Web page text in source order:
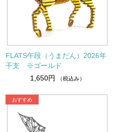
FLATS午段（うまだん）2026年
干支 ※ゴールド
1,650円
（税込み）